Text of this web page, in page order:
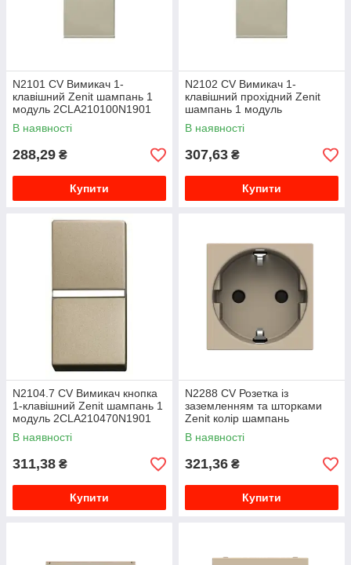
N2101 CV Вимикач 1-
клавішний Zenit шампань 1
модуль 2CLA210100N1901
В наявності
288,29 ₴
Купити
N2102 CV Вимикач 1-
клавішний прохідний Zenit
шампань 1 модуль
2CLA210200N1901
В наявності
307,63 ₴
Купити
N2104.7 CV Вимикач кнопка
1-клавішний Zenit шампань 1
модуль 2CLA210470N1901
В наявності
311,38 ₴
Купити
N2288 CV Розетка із
заземленням та шторками
Zenit колір шампань
2CLA228800N1901
В наявності
321,36 ₴
Купити